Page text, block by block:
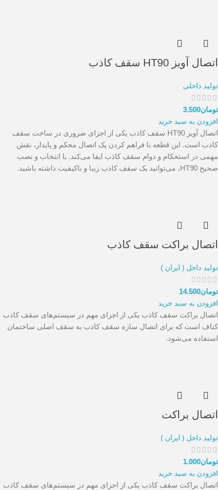
اتصال آویز HT90 سقف کاذب
تولید داخلی
تومان3.500
افزودن به سبد خرید
اتصال آویز HT90 سقف کاذب یکی از اجزای ضروری در ساخت سقف
کاذب است. این قطعه با فراهم کردن یک اتصال محکم و پایدار، نقش
مهمی در استحکام و دوام سقف کاذب ایفا می‌کند. با انتخاب و نصب
صحیح HT90، می‌توانید یک سقف کاذب زیبا و باکیفیت داشته باشید.
اتصال براکت سقف کاذب
تولید داخل ( ایران )
تومان14.500
افزودن به سبد خرید
اتصال براکت سقف کاذب یکی از اجزای مهم در سیستم‌های سقف کاذب
کناف است که برای اتصال سازه سقف کاذب به سقف اصلی ساختمان
استفاده می‌شود.
اتصال براکت
تولید داخل ( ایران )
تومان1.000
افزودن به سبد خرید
اتصال براکت سقف کاذب یکی از اجزای مهم در سیستم‌های سقف کاذب